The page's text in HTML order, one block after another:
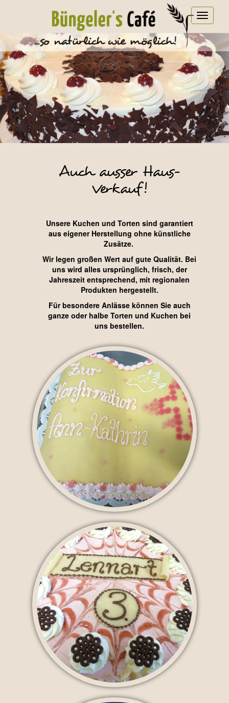
Toggle
Auch ausser Haus-
Verkauf!
Unsere Kuchen und Torten sind garantiert
aus eigener Herstellung ohne künstliche
Zusätze.
Wir legen großen Wert auf gute Qualität. Bei
uns wird alles ursprünglich, frisch, der
Jahreszeit entsprechend, mit regionalen
Produkten hergestellt.
Für besondere Anlässe können Sie auch
ganze oder halbe Torten und Kuchen bei
uns bestellen.